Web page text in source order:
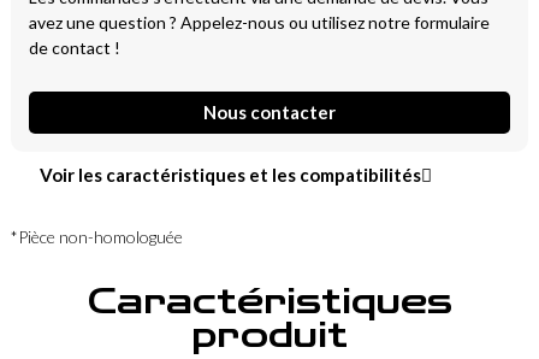
avez une question ? Appelez-nous ou utilisez notre formulaire
de contact !
Nous contacter
Voir les caractéristiques et les compatibilités
*Pièce non-homologuée
Caractéristiques
produit